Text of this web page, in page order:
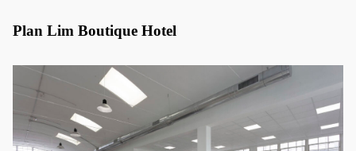
Plan Lim Boutique Hotel